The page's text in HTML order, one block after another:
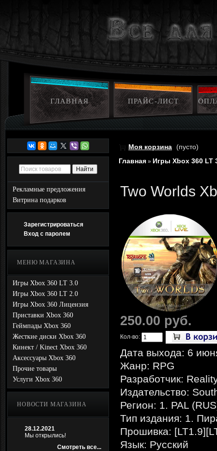
ГЛАВНАЯ ПРАЙС-ЛИСТ
Рекламные предложения
Витрина подарков
Зарегистрироваться
Вход с паролем
МЕНЮ МАГАЗИНА
Игры Xbox 360 LT 3.0
Игры Xbox 360 LT 2.0
Игры Xbox 360 Лицензия
Приставки Xbox 360
Геймпады Xbox 360
Жесткие диски Xbox 360
Кинект / Kinect Xbox 360
Аксессуары Xbox 360
Прочие товары
Услуги Xbox 360
НОВОСТИ МАГАЗИНА
28.12.2021
Мы открылись!
Смотреть все...
Моя корзина (пусто)
Главная » Игры Xbox 360 LT
Two Worlds
250.00 руб.
Кол-во:
Дата выхода: 6
Жанр: RPG
Разработчик:
Издательство:
Регион: 1. PAL
Тип издания: 1.
Прошивка:
Язык: Русский